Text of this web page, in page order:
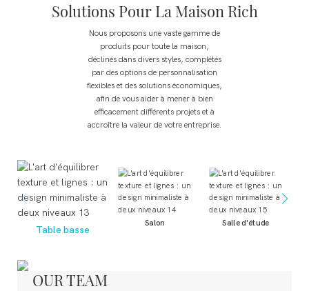
Solutions Pour La Maison Rich
Nous proposons une vaste gamme de
produits pour toute la maison,
déclinés dans divers styles, complétés
par des options de personnalisation
flexibles et des solutions économiques,
afin de vous aider à mener à bien
efficacement différents projets et à
accroître la valeur de votre entreprise.
Table basse
Salon Salle d'étude
OUR TEAM